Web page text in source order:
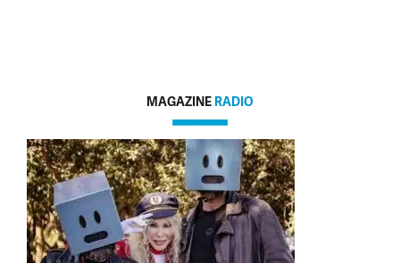
MAGAZINE RADIO